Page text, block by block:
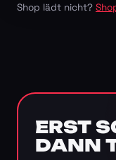
Shop lädt nicht?
ERST
DANN